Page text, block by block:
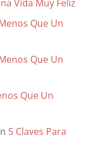
Vida Muy Feliz
Que Un
Que Un
Que Un
5 Claves Para